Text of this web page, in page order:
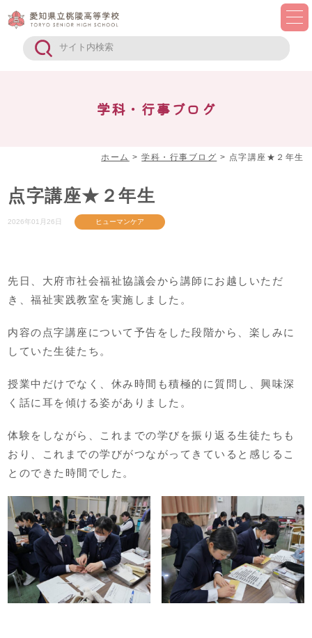
学科・行事ブログ
ホーム >学科・行事ブログ > 点字講座★２年生
点字講座★２年生
2026年01月26日 ヒューマンケア
先日、大府市社会福祉協議会から講師にお越しいただ
き、福祉実践教室を実施しました。
内容の点字講座について予告をした段階から、楽しみに
していた生徒たち。
授業中だけでなく、休み時間も積極的に質問し、興味深
く話に耳を傾ける姿がありました。
体験をしながら、これまでの学びを振り返る生徒たちも
おり、これまでの学びがつながってきていると感じるこ
とのできた時間でした。